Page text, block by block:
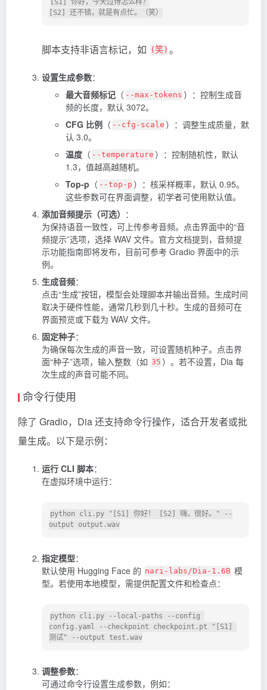
[S1] 你好，今天过得怎么样？
脚本支持非语言标记，如 (笑) 。
设置生成参数：
最大音频标记 （ --max-tokens ）：控制生成音
频的长度，默认 3072。
CFG 比例 （ --cfg-scale ）：调整生成质量，默
认 3.0。
温度 （ --temperature ）：控制随机性，默认
1.3，值越高越随机。
Top-p （ --top-p ）：核采样概率，默认 0.95。
这些参数可在界面调整，初学者可使用默认值。
添加音频提示（可选） ：
为保持语音一致性，可上传参考音频。点击界面中的“音
频提示”选项，选择 WAV 文件。官方文档提到，音频提
示功能指南即将发布，目前可参考 Gradio 界面中的示
例。
生成音频：
点击“生成”按钮，模型会处理脚本并输出音频。生成时间
取决于硬件性能，通常几秒到几十秒。生成的音频可在
界面预览或下载为 WAV 文件。
固定种子：
为确保每次生成的声音一致，可设置随机种子。点击界
面“种子”选项，输入整数（如 35 ）。若不设置，Dia 每
次生成的声音可能不同。
命令行使用
除了 Gradio，Dia 还支持命令行操作，适合开发者或批
量生成。以下是示例：
运行 CLI 脚本：
在虚拟环境中运行：
python cli.py "[S1] 你好！ [S2] 嗨，很好。" --
指定模型：
默认使用 Hugging Face 的 nari-labs/Dia-1.6B 模
型。若使用本地模型，需提供配置文件和检查点：
python cli.py --local-paths --config
config.yaml --checkpoint checkpoint.pt "[S1]
调整参数：
可通过命令行设置生成参数，例如：